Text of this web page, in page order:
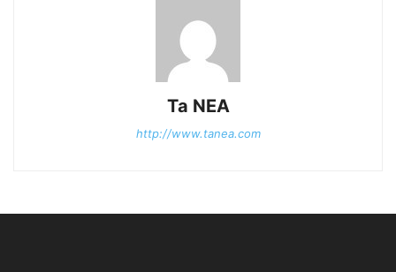
Ta NEA
http://www.tanea.com